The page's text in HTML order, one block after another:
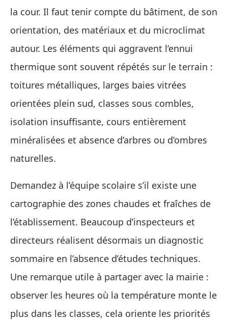
la cour. Il faut tenir compte du bâtiment, de son
orientation, des matériaux et du microclimat
autour. Les éléments qui aggravent l’ennui
thermique sont souvent répétés sur le terrain :
toitures métalliques, larges baies vitrées
orientées plein sud, classes sous combles,
isolation insuffisante, cours entièrement
minéralisées et absence d’arbres ou d’ombres
naturelles.
Demandez à l’équipe scolaire s’il existe une
cartographie des zones chaudes et fraîches de
l’établissement. Beaucoup d’inspecteurs et
directeurs réalisent désormais un diagnostic
sommaire en l’absence d’études techniques.
Une remarque utile à partager avec la mairie :
observer les heures où la température monte le
plus dans les classes, cela oriente les priorités